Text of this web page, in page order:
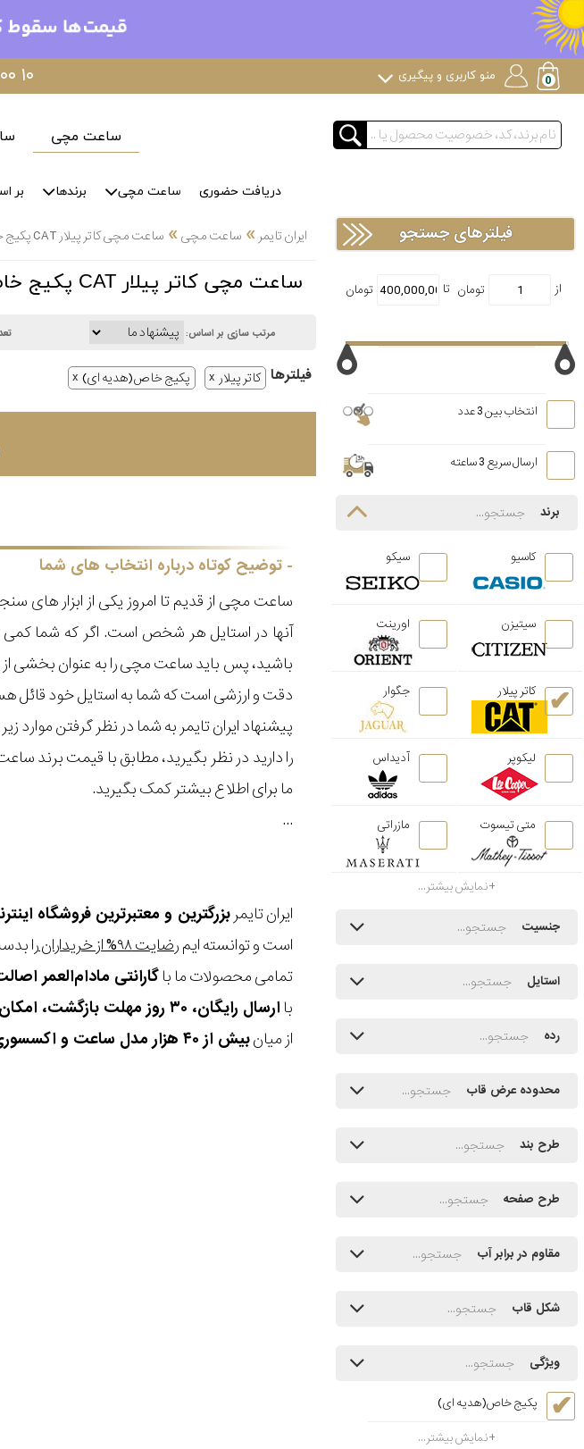
۰۲۱ منو کاربری و پیگیری
ساعت مچی
دریافت حضوری ساعت مچی برندها بر
ایران تایمر » ساعت مچی» ساعت مچی کاتر پیلار CAT پکیج خاص(هدیه ای)
ساعت مچی کاتر پیلار CAT پکیج خاص(هدیه ای)
مرتب سازی بر اساس:
فیلتر‌ها کاتر پیلار پکیج خاص(هدیه ای)
توضیح کوتاه درباره انتخاب های شما
ساعت مچی از قدیم تا امروز یکی از ابزار
آنها در استایل هر شخص است. اگر که شما
باشید، پس باید ساعت مچی را به عنوان بخشی
دقت و ارزشی است که شما به استایل خود قائل
پیشنهاد ایران تایمر به شما در نظر گرفتن
را دارید در نظر بگیرید، مطابق با قیمت برند
ما برای اطلاع بیشتر کمک بگیرید.
...
ایران تایمربزرگترین و معتبرترین فروشگاه
است و توانسته ایمرضایت ۹۸% از خریداران
را
تمامی محصولات ما باگارانتی مادام‌العمر اصالت، ۵ سال ضمانت موتور و ۱۰ سال تعویض
باارسال رایگان، ۳۰ روز مهلت بازگشت، امکان خرید حضوری و انتخاب بین ۳ محصول
از میانبیش از ۴۰ هزار مدل ساعت و اکسسوری اورجینال
فیلترهای جستجو
انتخاب بین 3 عدد
ارسال سریع 3 ساعته
برند
کاسیو سیکو
سیتیزن اورینت
کاتر پیلار جگوار
لیکوپر آدیداس
متی تیسوت مازراتی
نمایش بیشتر...
جنسیت
استایل
رده
محدوده عرض قاب
طرح بند
طرح صفحه
مقاوم در برابر آب
شکل قاب
ویژگی
پکیج خاص(هدیه ای)
نمایش بیشتر...